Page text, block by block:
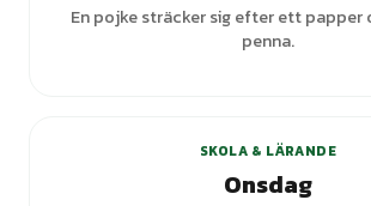
En pojke sträcker sig efter ett papper
penna.
SKOLA & LÄRANDE
Onsdag